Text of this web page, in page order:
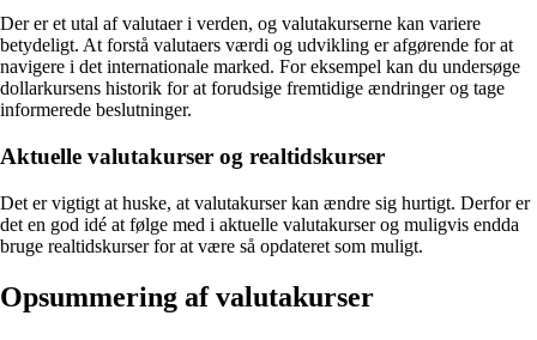
Der er et utal af valutaer i verden, og valutakurserne kan variere
betydeligt. At forstå valutaers værdi og udvikling er afgørende for at
navigere i det internationale marked. For eksempel kan du undersøge
dollarkursens historik for at forudsige fremtidige ændringer og tage
informerede beslutninger.
Aktuelle valutakurser og realtidskurser
Det er vigtigt at huske, at valutakurser kan ændre sig hurtigt. Derfor er
det en god idé at følge med i aktuelle valutakurser og muligvis endda
bruge realtidskurser for at være så opdateret som muligt.
Opsummering af valutakurser